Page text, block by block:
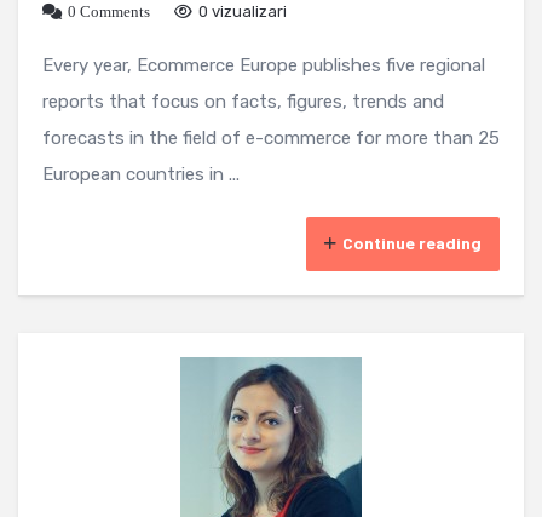
0 Comments
0 vizualizari
Every year, Ecommerce Europe publishes five regional
reports that focus on facts, figures, trends and
forecasts in the field of e-commerce for more than 25
European countries in ...
Continue reading